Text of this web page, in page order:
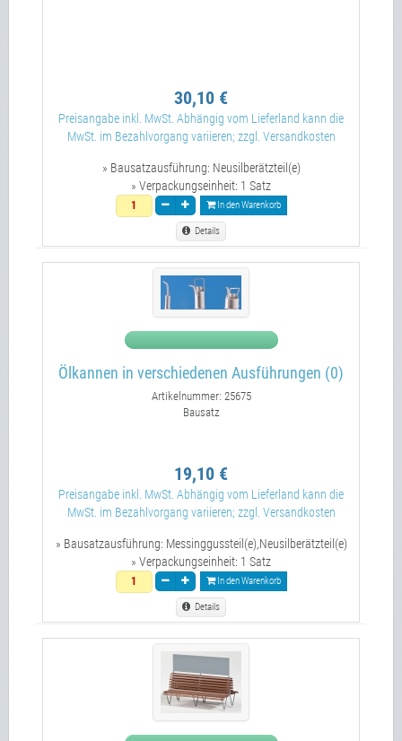
30,10 €
Preisangabe inkl. MwSt. Abhängig vom Lieferland kann die
MwSt. im Bezahlvorgang variieren; zzgl. Versandkosten
» Bausatzausführung: Neusilberätzteil(e)
» Verpackungseinheit: 1 Satz
In den Warenkorb
Details
Ölkannen in verschiedenen Ausführungen (0)
Artikelnummer: 25675
Bausatz
19,10 €
Preisangabe inkl. MwSt. Abhängig vom Lieferland kann die
MwSt. im Bezahlvorgang variieren; zzgl. Versandkosten
» Bausatzausführung: Messinggussteil(e),Neusilberätzteil(e)
» Verpackungseinheit: 1 Satz
In den Warenkorb
Details